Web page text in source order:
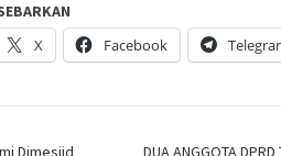
X
Facebook
Dimesjid
DUA ANGGOTA